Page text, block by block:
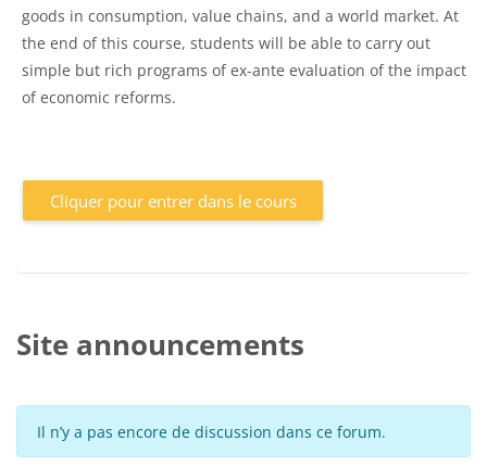
goods in consumption, value chains, and a world market. At
the end of this course, students will be able to carry out
simple but rich programs of ex-ante evaluation of the impact
of economic reforms.
Cliquer pour entrer dans le cours
Site announcements
Il n’y a pas encore de discussion dans ce forum.